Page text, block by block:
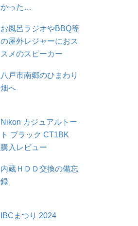
かった…
お風呂ラジオやBBQ等
の屋外レジャーにおス
スメのスピーカー
八戸市南郷のひまわり
畑へ
Nikon カジュアルトー
ト ブラック CT1BK
購入レビュー
内蔵ＨＤＤ交換の備忘
録
IBCまつり 2024